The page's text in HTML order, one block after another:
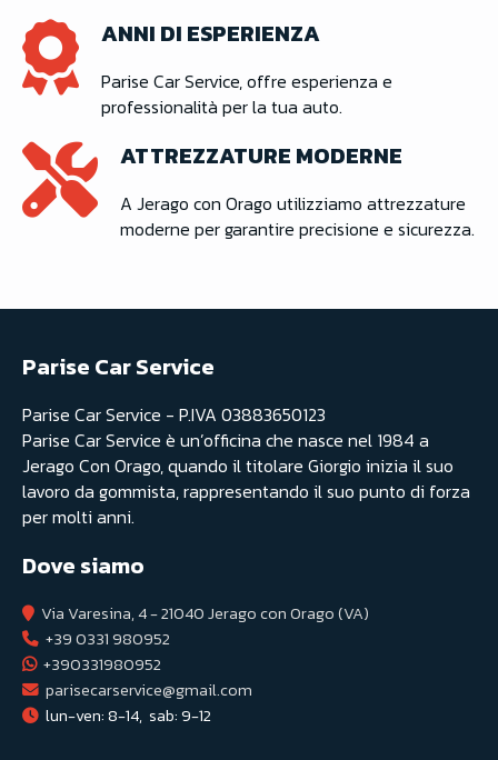
ANNI DI ESPERIENZA
Parise Car Service, offre esperienza e
professionalità per la tua auto.
ATTREZZATURE MODERNE
A Jerago con Orago utilizziamo attrezzature
moderne per garantire precisione e sicurezza.
Parise Car Service
Parise Car Service - P.IVA 03883650123
Parise Car Service è un’officina che nasce nel 1984 a
Jerago Con Orago, quando il titolare Giorgio inizia il suo
lavoro da gommista, rappresentando il suo punto di forza
per molti anni.
Dove siamo
Via Varesina, 4 - 21040 Jerago con Orago (VA)
+39 0331 980952
+390331980952
parisecarservice@gmail.com
lun-ven: 8-14,  sab: 9-12